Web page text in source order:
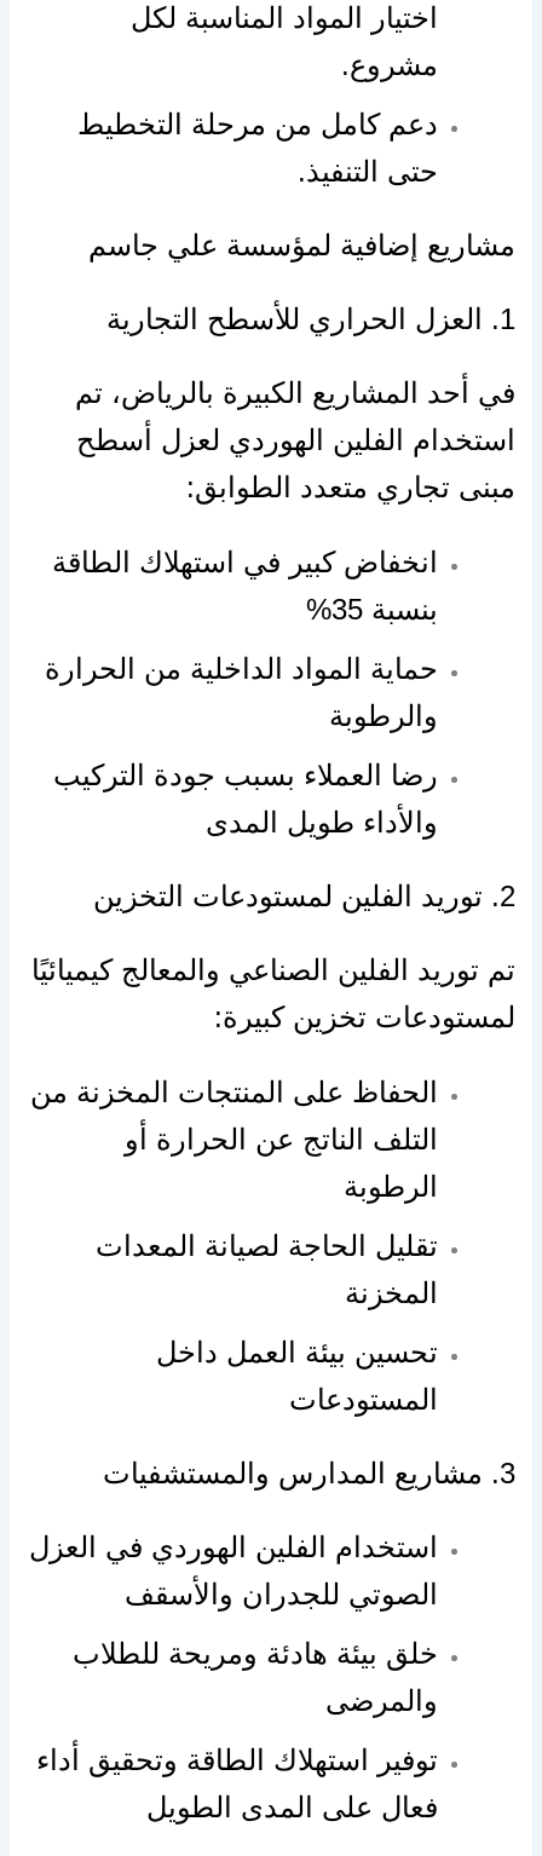
اختيار المواد المناسبة لكل
مشروع.
دعم كامل من مرحلة التخطيط
حتى التنفيذ.
مشاريع إضافية لمؤسسة علي جاسم
1. العزل الحراري للأسطح التجارية
في أحد المشاريع الكبيرة بالرياض، تم
استخدام الفلين الهوردي لعزل أسطح
مبنى تجاري متعدد الطوابق:
انخفاض كبير في استهلاك الطاقة
بنسبة 35%
حماية المواد الداخلية من الحرارة
والرطوبة
رضا العملاء بسبب جودة التركيب
والأداء طويل المدى
2. توريد الفلين لمستودعات التخزين
تم توريد الفلين الصناعي والمعالج كيميائيًا
لمستودعات تخزين كبيرة:
الحفاظ على المنتجات المخزنة من
التلف الناتج عن الحرارة أو
الرطوبة
تقليل الحاجة لصيانة المعدات
المخزنة
تحسين بيئة العمل داخل
المستودعات
3. مشاريع المدارس والمستشفيات
استخدام الفلين الهوردي في العزل
الصوتي للجدران والأسقف
خلق بيئة هادئة ومريحة للطلاب
والمرضى
توفير استهلاك الطاقة وتحقيق أداء
فعال على المدى الطويل